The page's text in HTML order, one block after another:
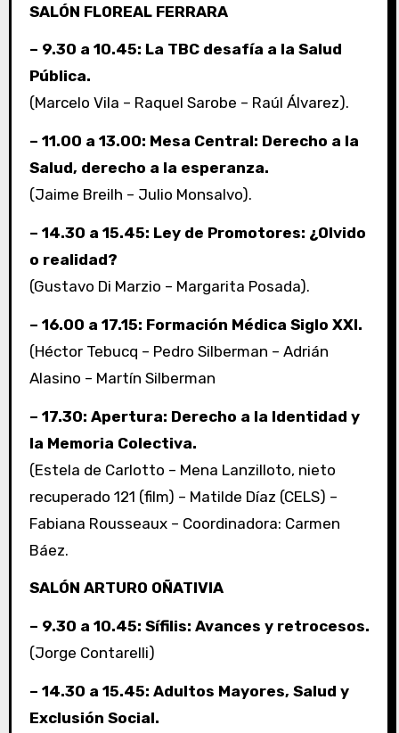
SALÓN FLOREAL FERRARA
– 9.30 a 10.45: La TBC desafía a la Salud
Pública.
(Marcelo Vila – Raquel Sarobe – Raúl Álvarez).
– 11.00 a 13.00: Mesa Central: Derecho a la
Salud, derecho a la esperanza.
(Jaime Breilh – Julio Monsalvo).
– 14.30 a 15.45: Ley de Promotores: ¿Olvido
o realidad?
(Gustavo Di Marzio – Margarita Posada).
– 16.00 a 17.15: Formación Médica Siglo XXI.
(Héctor Tebucq – Pedro Silberman – Adrián
Alasino – Martín Silberman
– 17.30: Apertura: Derecho a la Identidad y
la Memoria Colectiva.
(Estela de Carlotto – Mena Lanzilloto, nieto
recuperado 121 (film) – Matilde Díaz (CELS) –
Fabiana Rousseaux – Coordinadora: Carmen
Báez.
SALÓN ARTURO OÑATIVIA
– 9.30 a 10.45: Sífilis: Avances y retrocesos.
(Jorge Contarelli)
– 14.30 a 15.45: Adultos Mayores, Salud y
Exclusión Social.